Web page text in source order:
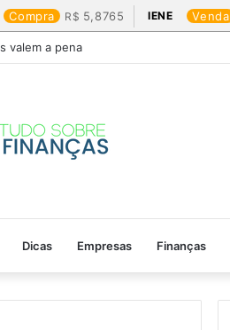
Compra 5,8765 IENE Venda
valem a pena
Dicas Empresas Finanças